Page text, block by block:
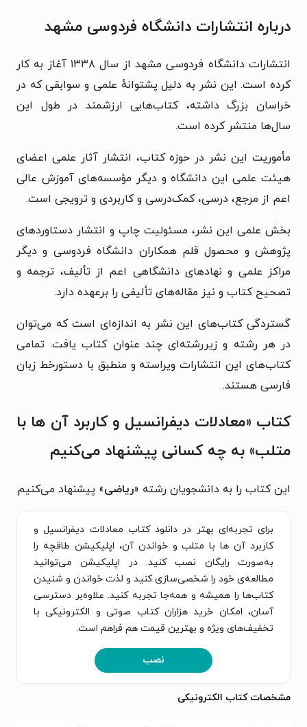
درباره انتشارات دانشگاه فردوسی مشهد
انتشارات دانشگاه فردوسی مشهد از سال ۱۳۳۸ آغاز به کار
کرده است. این نشر به دلیل پشتوانهٔ علمی و سوابقی که در
خراسان بزرگ داشته، کتاب‌هایی ارزشمند در طول این
سال‌ها منتشر کرده است.
مأموریت این نشر در حوزه کتاب، انتشار آثار علمی اعضای
هیئت‌ علمی این دانشگاه و دیگر مؤسسه‌های آموزش عالی
اعم از مرجع، درسی، کمک‌درسی و کاربردی و ترویجی است.
بخش علمی این نشر، مسئولیت چاپ و انتشار دستاوردهای
پژوهش و محصول قلم همکاران دانشگاه فردوسی و دیگر
مراکز علمی و نهادهای دانشگاهی اعم از تألیف، ترجمه و
تصحیح کتاب و نیز مقاله‌های تألیفی را برعهده دارد.
گستردگی کتاب‌های این نشر به اندازه‌ای است که می‌توان
در هر رشته و زیررشته‌ای چند عنوان کتاب یافت. تمامی
کتاب‌های این انتشارات ویراسته و منطبق با دستورخط زبان
فارسی هستند.
کتاب «معادلات دیفرانسیل و کاربرد آن ها با
متلب» به چه کسانی پیشنهاد می‌کنیم
این کتاب را به دانشجویان رشته «ریاضی» پیشنهاد می‌کنیم
برای تجربه‌ای بهتر در دانلود کتاب معادلات دیفرانسیل و
کاربرد آن ها با متلب و خواندن آن، اپلیکیشن طاقچه را
به‌صورت رایگان نصب کنید. در اپلیکیشن می‌توانید
مطالعه‌ی خود را شخصی‌سازی کنید و لذت خواندن و شنیدن
کتاب‌ها را همیشه و همه‌جا تجربه کنید. علاوه‌بر دسترسی
آسان، امکان خرید هزاران کتاب صوتی و الکترونیکی با
تخفیف‌های ویژه و بهترین قیمت هم فراهم است.
نصب
مشخصات کتاب الکترونیکی